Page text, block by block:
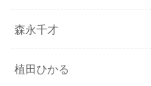
森永千才
植田ひかる